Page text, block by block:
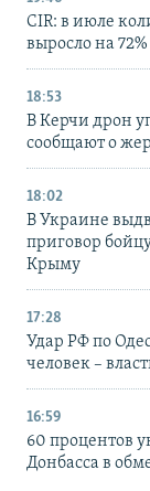
CIR: в июле
выросло на
18:53
В Керчи дрон
сообщают о
18:02
В Украине
приговор
Крыму
17:28
Удар РФ по
человек –
16:59
60 процентов
Донбасса в